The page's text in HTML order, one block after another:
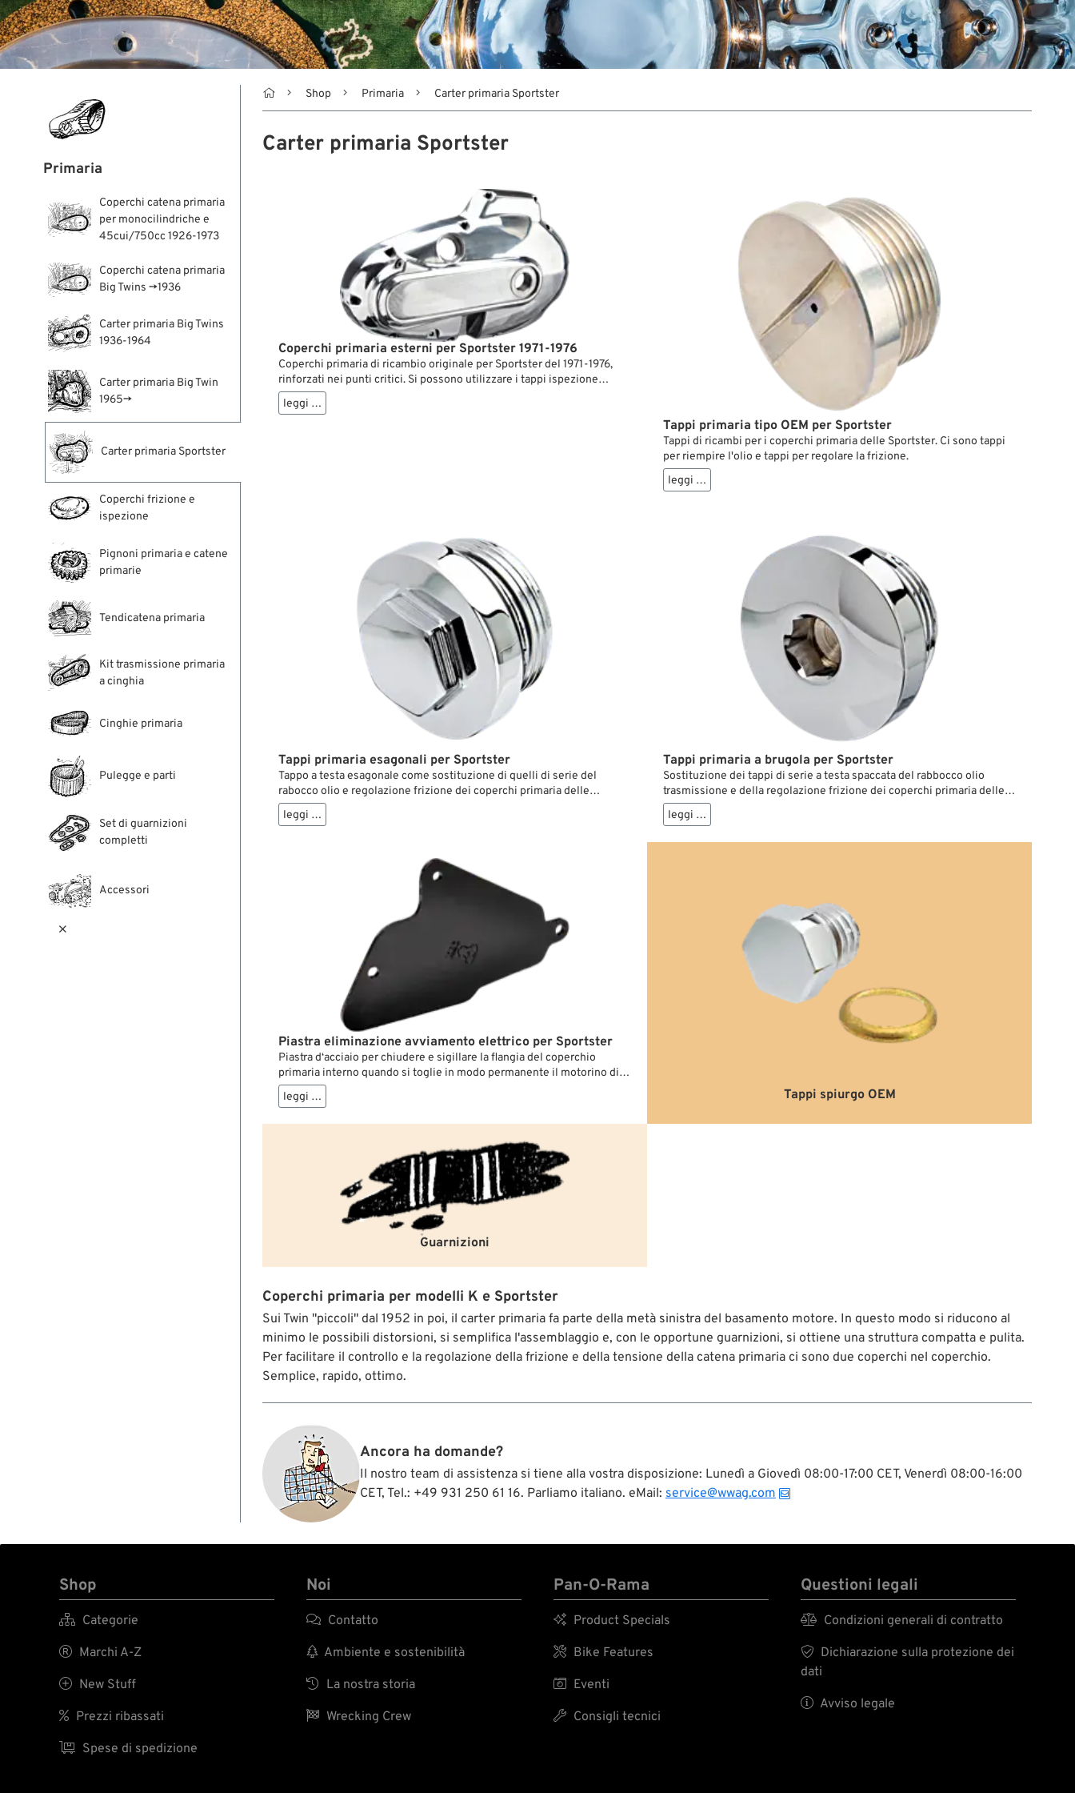
Primaria
Coperchi catena primaria
per monocilindriche e
45cui/750cc 1926-1973
Coperchi catena primaria
Big Twins →1936
Carter primaria Big Twins
1936-1964
Carter primaria Big Twin
1965→
Carter primaria Sportster
Coperchi frizione e
ispezione
Pignoni primaria e catene
primarie
Tendicatena primaria
Kit trasmissione primaria
a cinghia
Cinghie primaria
Pulegge e parti
Set di guarnizioni
completti
Accessori

 Shop Primaria Carter primaria Sportster
Carter primaria Sportster
Coperchi primaria esterni per Sportster 1971-1976
Coperchi primaria di ricambio originale per Sportster del 1971-1976,
rinforzati nei punti critici. Si possono utilizzare i tappi ispezione
seriali per catena e frizione, ma non sono inclusi nella fornitura.
leggi …
Tappi primaria tipo OEM per Sportster
Tappi di ricambi per i coperchi primaria delle Sportster. Ci sono tappi
per riempire l'olio e tappi per regolare la frizione.
leggi …
Tappi primaria esagonali per Sportster
Tappo a testa esagonale come sostituzione di quelli di serie del
rabocco olio e regolazione frizione dei coperchi primaria delle
Sportster. In confronto con la dotazione di serie si lasciano svitare e
stringere facilmente e senza danni, soprattutto quando non si hanno
leggi …
Tappi primaria a brugola per Sportster
Sostituzione dei tappi di serie a testa spaccata del rabbocco olio
trasmissione e della regolazione frizione dei coperchi primaria delle
Sportster. In confronto con la dotazione di serie si lasciano svitare e
stringere facilmente e senza danni, soprattutto quando non si hanno
leggi …
Piastra eliminazione avviamento elettrico per Sportster
Piastra d‘acciaio per chiudere e sigillare la flangia del coperchio
primaria interno quando si toglie in modo permanente il motorino di
avviamento.
leggi … Tappi spiurgo OEM
Guarnizioni
Coperchi primaria per modelli K e Sportster
Sui Twin "piccoli" dal 1952 in poi, il carter primaria fa parte della metà sinistra del basamento motore. In questo modo si riducono al
minimo le possibili distorsioni, si semplifica l'assemblaggio e, con le opportune guarnizioni, si ottiene una struttura compatta e pulita.
Per facilitare il controllo e la regolazione della frizione e della tensione della catena primaria ci sono due coperchi nel coperchio.
Semplice, rapido, ottimo.
Ancora ha domande?
Il nostro team di assistenza si tiene alla vostra disposizione: Lunedì a Giovedì 08:00-17:00 CET, Venerdì 08:00-16:00
CET, Tel.: +49 931 250 61 16. Parliamo italiano. eMail: service@wwag.com
Shop
 Categorie
 Marchi A-Z
 New Stuff
 Prezzi ribassati
 Spese di spedizione
Noi
 Contatto
 Ambiente e sostenibilità
 La nostra storia
 Wrecking Crew
Pan-O-Rama
 Product Specials
 Bike Features
 Eventi
 Consigli tecnici
Questioni legali
 Condizioni generali di contratto

Dichiarazione sulla protezione dei
dati
 Avviso legale